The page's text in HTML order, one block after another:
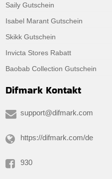
Saily Gutschein
Isabel Marant Gutschein
Skikk Gutschein
Invicta Stores Rabatt
Baobab Collection Gutschein
Difmark Kontakt
support@difmark.com
https://difmark.com/de
930